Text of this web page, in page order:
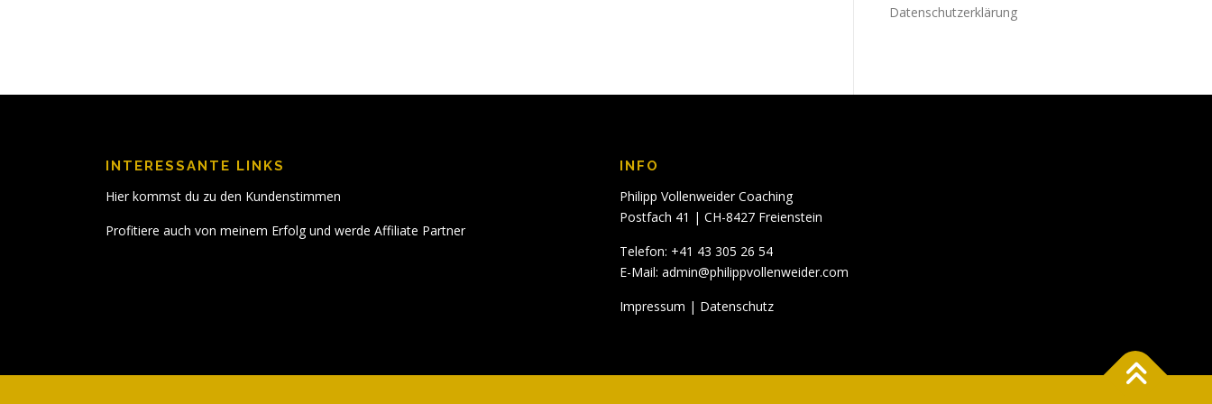
Datenschutzerklärung
INTERESSANTE LINKS
Hier kommst du zu den Kundenstimmen
Profitiere auch von meinem Erfolg und werde Affiliate Partner
INFO
Philipp Vollenweider Coaching
Postfach 41 | CH-8427 Freienstein
Telefon: +41 43 305 26 54
E-Mail: admin@philippvollenweider.com
Impressum | Datenschutz